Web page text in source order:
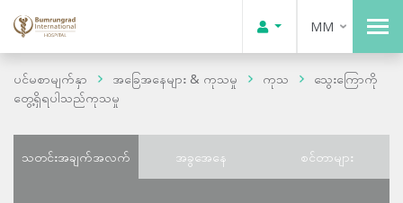
MM
ပင်မစာမျက်နှာ အခြေအနေများ & ကုသမှု ကုသ
သွေးကြောကို
တွေ့ရှိရပါသည်ကုသမှု
သတင်းအချက်အလက် အခွအေနေ စင်တာများ